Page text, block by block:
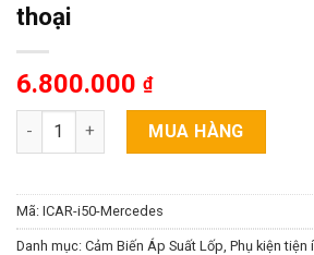
thoại
6.800.000 ₫
Cảm biến áp suất lốp theo xe ICAR
MUA HÀNG
Mã: ICAR-i50-Mercedes
Danh mục: Cảm Biến Áp Suất Lốp Phụ kiện tiện